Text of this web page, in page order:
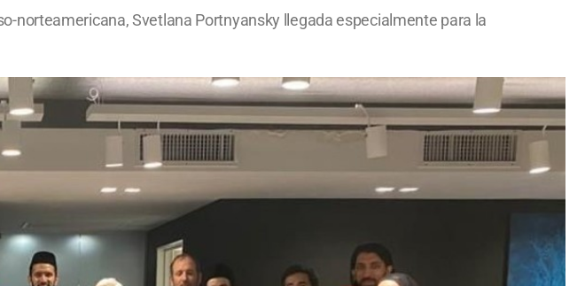
norteamericana, Svetlana Portnyansky llegada especialmente para la